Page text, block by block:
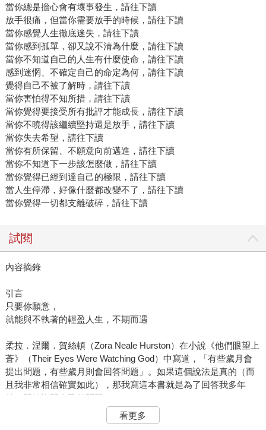
當你總是擔心會有壞事發生，請往下讀
放手很痛，但當你需要放手的時候，請往下讀
當你感覺人生徹底迷失，請往下讀
當你感到孤單，卻又說不清為什麼，請往下讀
當你不知道自己的人生有什麼使命，請往下讀
感到迷惘、不確定自己的命定為何，請往下讀
覺得自己不被了解時，請往下讀
當你害怕得不知所措，請往下讀
當你覺得要接受所有批評才能成長，請往下讀
當你不曉得該繼續堅持還是放手，請往下讀
當你失去希望，請往下讀
當你有所保留、不願意向前邁進，請往下讀
當你不知道下一步該怎麼做，請往下讀
當你覺得已經到達自己的極限，請往下讀
當人生停滯，好像什麼都改變不了，請往下讀
當你覺得一切都支離破碎，請往下讀
試閱
內容摘錄
引言
只要你願意，
就能與不執著的輕盈人生，不期而遇
柔拉．涅爾．賀絲頓（Zora Neale Hurston）在小說《他們眼望上
蒼》（Their Eyes Were Watching God）中寫道，「有些歲月會
提出問題，有些歲月則會回答問題」。如果這個說法是真的（而
且我非常相信確實如此），那我寫這本書就是為了回答我多年
前，開始詢問自己的問題。
其實我最一開始想動筆寫書，就是因為有了這一個念頭，而且是
早在我發現像我這樣的人也能寫書之前，就這樣想了。當年我19
看更多